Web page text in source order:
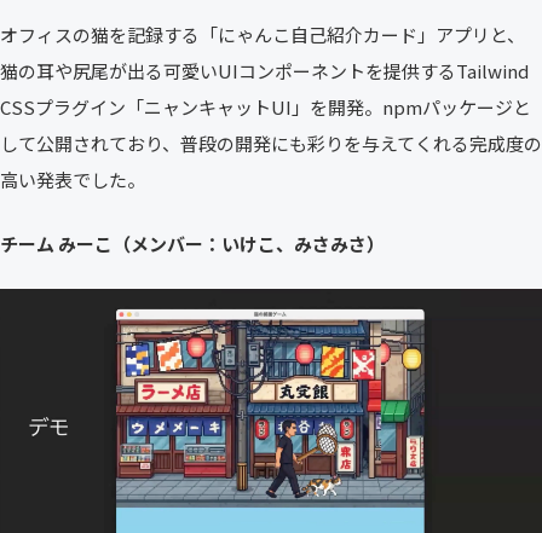
オフィスの猫を記録する「にゃんこ自己紹介カード」アプリと、
猫の耳や尻尾が出る可愛いUIコンポーネントを提供するTailwind
CSSプラグイン「ニャンキャットUI」を開発。npmパッケージと
して公開されており、普段の開発にも彩りを与えてくれる完成度の
高い発表でした。
チーム みーこ（メンバー：いけこ、みさみさ）